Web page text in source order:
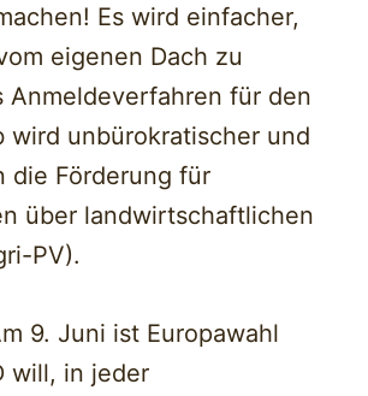
Es wird einfacher,
eigenen Dach zu
Anmeldeverfahren für den
wird unbürokratischer und
die Förderung für
über landwirtschaftlichen
PV).
9. Juni ist Europawahl
will, in jeder